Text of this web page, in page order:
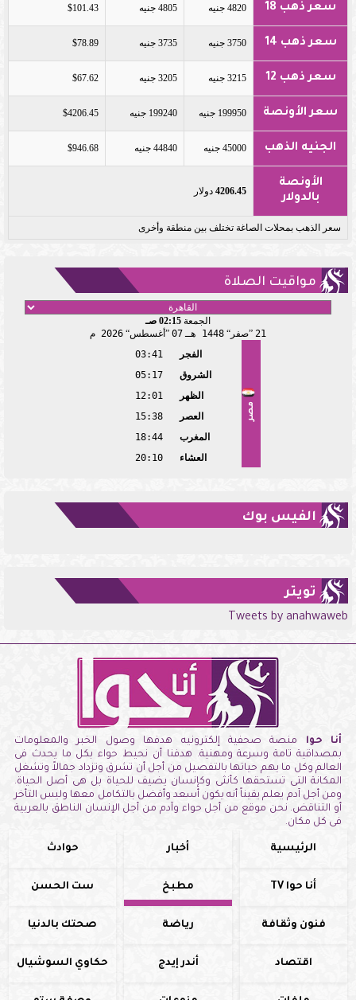
سعر ذهب 18 4820 جنيه 4805 جنيه $101.43
سعر ذهب 14 3750 جنيه 3735 جنيه $78.89
سعر ذهب 12 3215 جنيه 3205 جنيه $67.62
سعر الأونصة 199950 جنيه 199240 جنيه $4206.45
الجنيه الذهب 45000 جنيه 44840 جنيه $946.68
الأونصة
بالدولار
4206.45 دولار
سعر الذهب بمحلات الصاغة تختلف بين منطقة وأخرى
مواقيت الصلاة
الجمعة 02:15 صـ
21
صفر 1448 هـ 07 أغسطس 2026 م
مصر
الفجر
03:41
الشروق
05:17
الظهر
12:01
العصر
15:38
المغرب
18:44
العشاء
20:10
الفيس بوك
تويتر
Tweets by anahwaweb
أنا حوا منصة صحفية إلكترونيه هدفها وصول الخبر والمعلومات
بمصداقية تامة وسرعة ومهنية. هدفنا أن نحيط حواء بكل ما يحدث فى
العالم وكل ما يهم حياتها بالتفصيل من أجل أن تشرق وتزداد جمالاً وتشغل
المكانة التى تستحقها كأنثى وكإنسان يضيف للحياة بل هى أصل الحياة.
ومن أجل آدم يعلم يقيناً أنه يكون أسعد وأفضل بالتكامل معها وليس التأخر
أو التناقض. نحن موقع من أجل حواء وآدم من أجل الإنسان الناطق بالعربية
فى كل مكان.
الرئيسية أخبار حوادث
أنا حوا TV مطبخ ست الحسن
فنون وثقافة رياضة صحتك بالدنيا
اقتصاد أندر إيدج حكاوي السوشيال